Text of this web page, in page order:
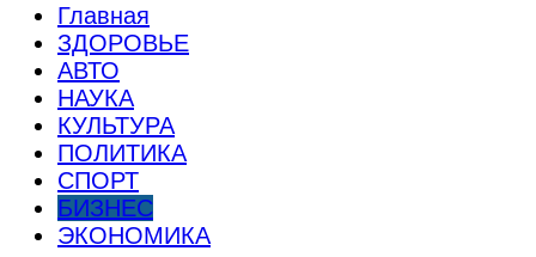
Главная
ЗДОРОВЬЕ
АВТО
НАУКА
КУЛЬТУРА
ПОЛИТИКА
СПОРТ
БИЗНЕС
ЭКОНОМИКА